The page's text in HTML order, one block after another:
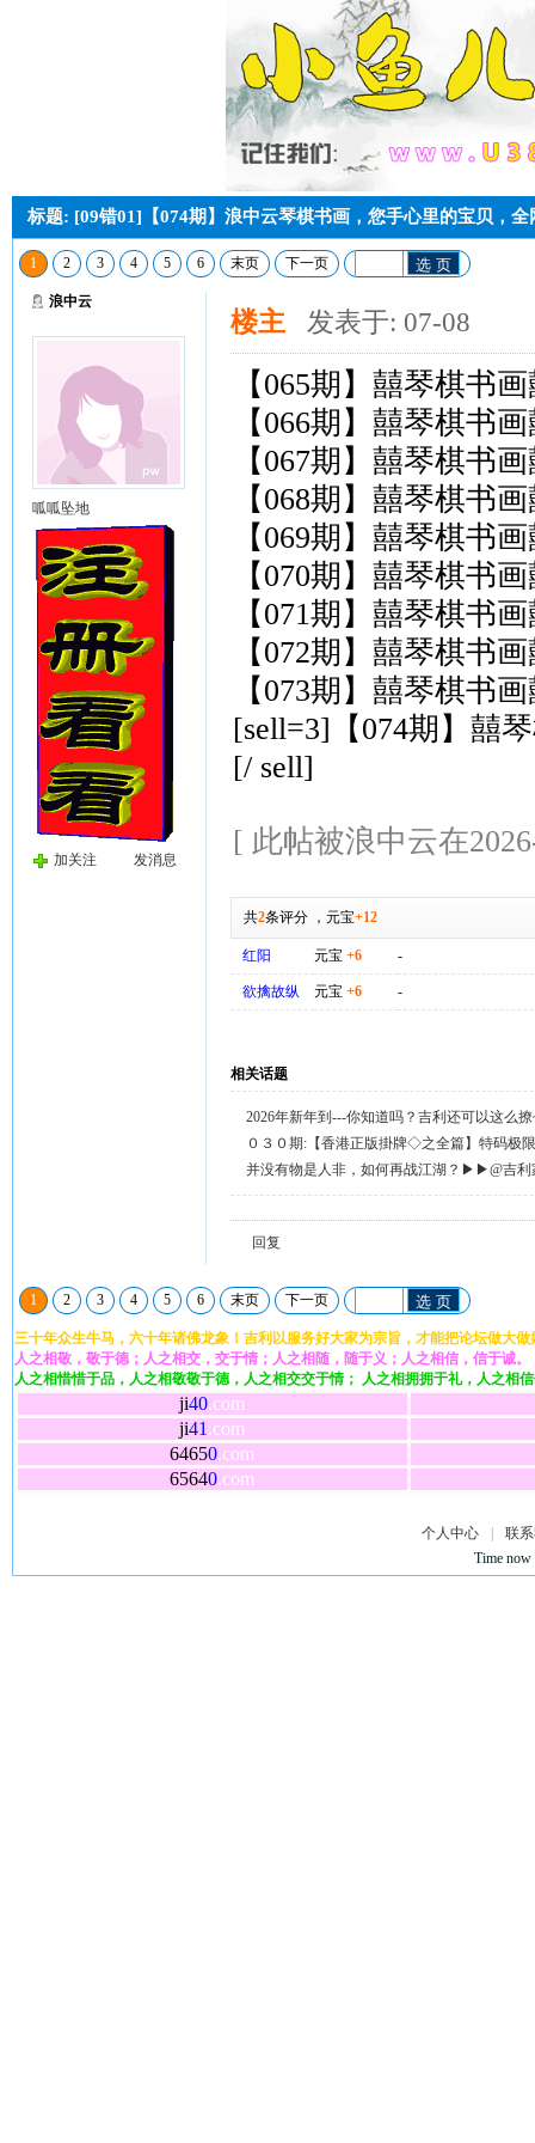
标题: [09错01]【074期】浪中云琴棋书画，您手心里的宝贝，全
1 2 3 4 5 6 末页 下一页 选 页
浪中云
呱呱坠地
加关注 发消息
楼主 发表于: 07-08
【065期】囍琴棋书
【066期】囍琴棋书
【067期】囍琴棋书
【068期】囍琴棋书
【069期】囍琴棋书
【070期】囍琴棋书
【071期】囍琴棋书
【072期】囍琴棋书
【073期】囍琴棋书
[sell=3]【074期】囍
[/ sell]
[ 此帖被浪中云在
共2条评分， 元宝+12
红阳 元宝 +6 -
欲擒故纵 元宝 +6 -
相关话题
2026年新年到---你知道吗？吉利还可以这么
天天送58元宝，只需签到就有。
０３０期:【香港正版掛牌◇之全篇】特码极
整正版◇综合资料】←已更新.
并没有物是人非，如何再战江湖？▶▶@吉利
回复留言◀◀
回复
1 2 3 4 5 6 末页 下一页 选 页
三十年众生牛马，六十年诸佛龙象！吉利以服务好大家为宗旨，才能把论坛做大做
人之相敬，敬于德；人之相交，交于情；人之相随，随于义；人之相信，信于诚。
人之相惜惜于品，人之相敬敬于德，人之相交交于情； 人之相拥拥于礼，人之相
ji40.com
ji41 .com
64650.com
65640.com
个人中心
联
Time now